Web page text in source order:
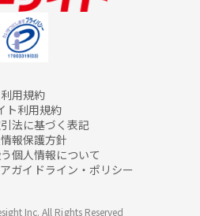
利用規約
ト利用規約
法に基づく表記
報保護方針
個人情報について
ガイドライン・ポリシー
Inc. All Rights Reserved